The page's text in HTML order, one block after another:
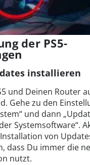
der PS5-
installieren
und Deinen Router
Gehe zu den
und dann
Systemsoftware“.
von
dass Du immer die
nutzt.